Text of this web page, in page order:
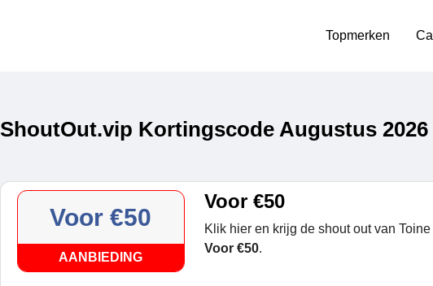
Topmerken
ShoutOut.vip Kortingscode Augustus 2026
Voor €50
AANBIEDING
Voor €50
Klik hier en krijg de shout out van
Voor €50.